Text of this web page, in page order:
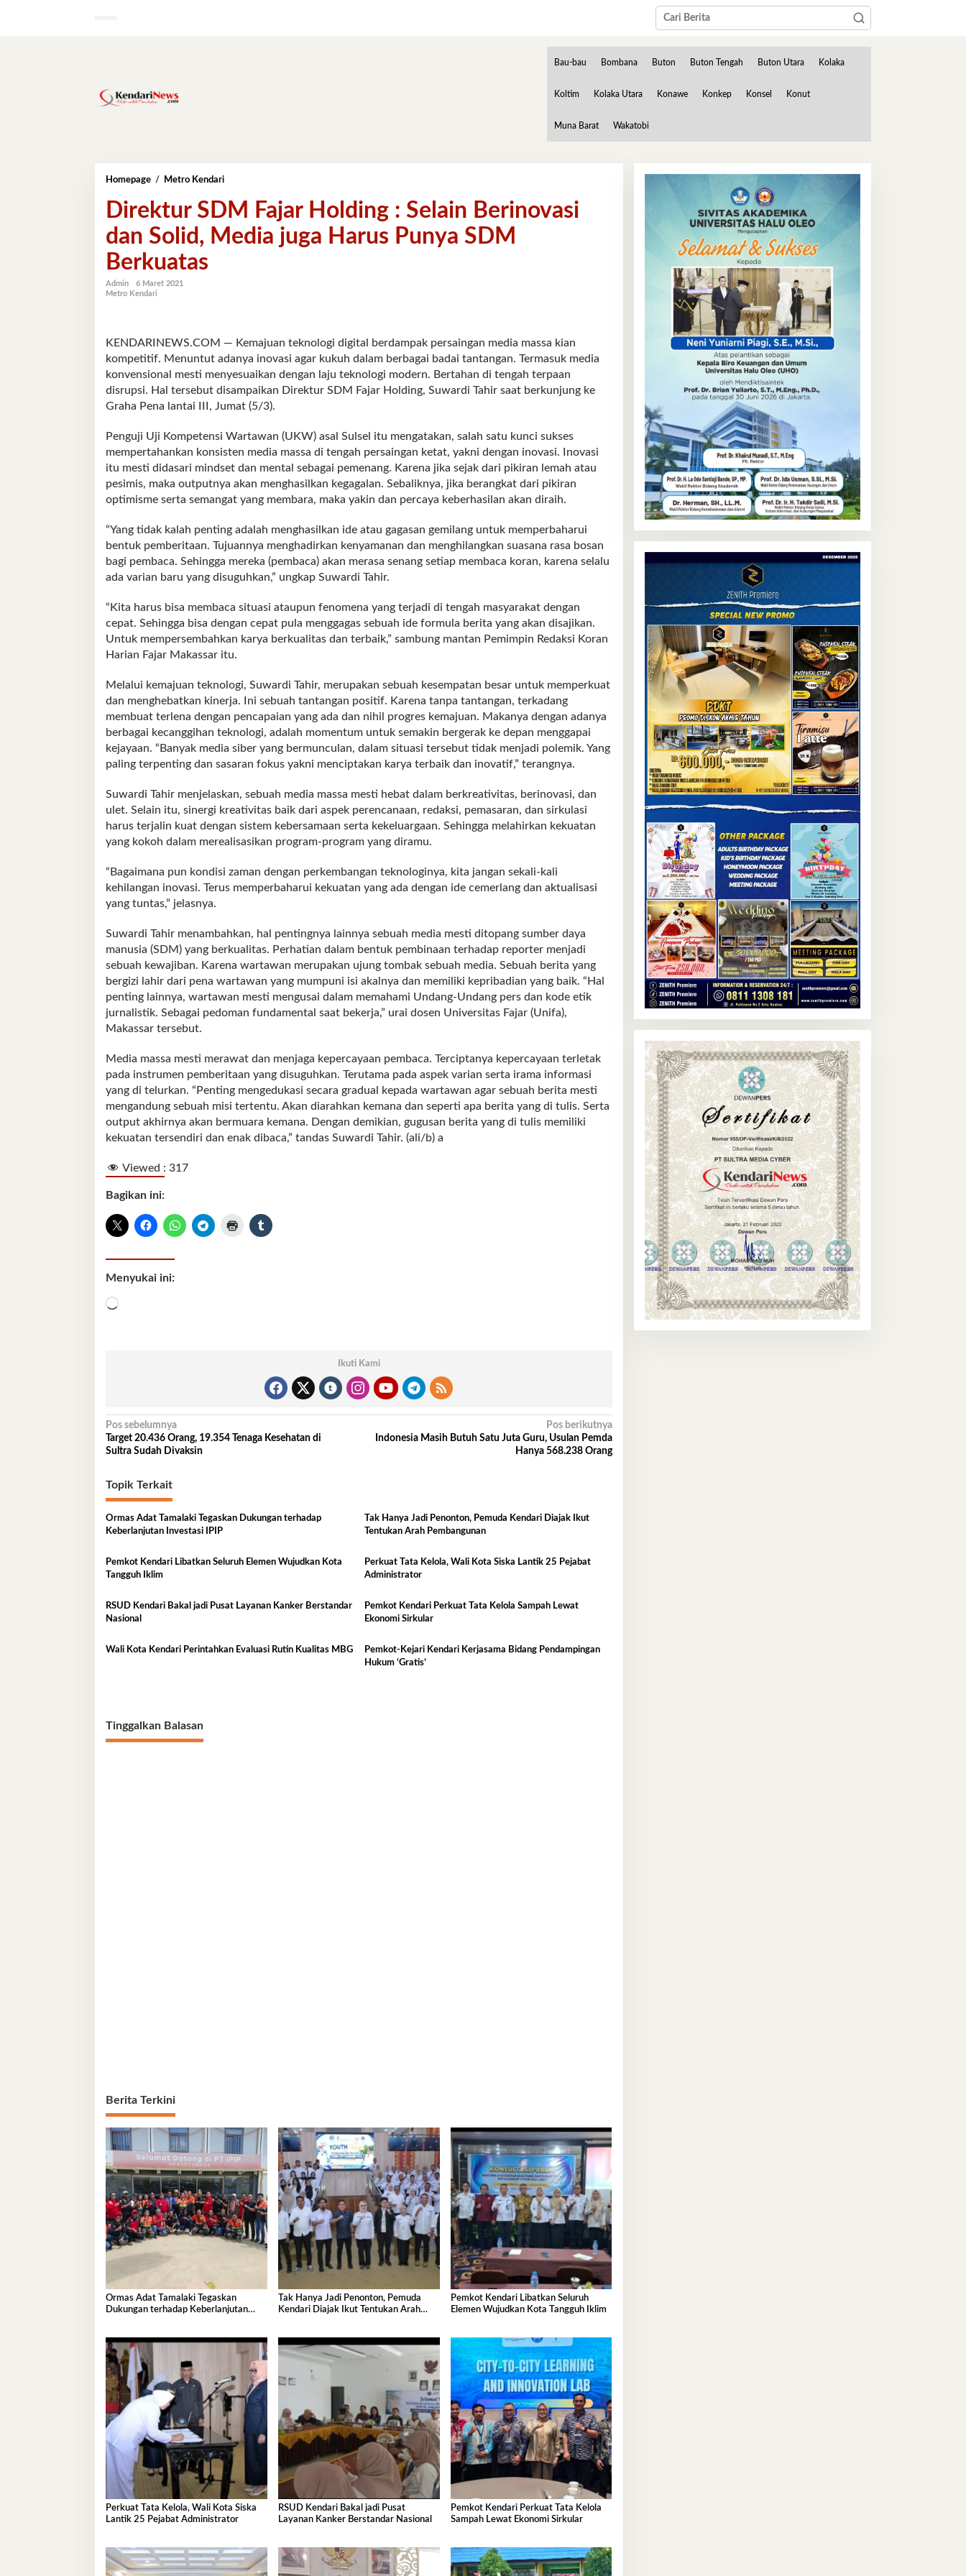
Bau-bau Bombana Buton Buton Tengah Buton Utara Kolaka
Koltim Kolaka Utara Konawe Konkep Konsel Konut
Muna Barat Wakatobi
Homepage / Metro KendariDirektur
Fajar
Holding
:
Selain
SDM
Berkuatas
Direktur SDM Fajar Holding : Selain Berinovasi
dan Solid, Media juga Harus Punya SDM
Berkuatas
Admin
6 Maret 2021
Metro Kendari
KENDARINEWS.COM — Kemajuan teknologi digital berdampak persaingan media massa kian
kompetitif. Menuntut adanya inovasi agar kukuh dalam berbagai badai tantangan. Termasuk media
konvensional mesti menyesuaikan dengan laju teknologi modern. Bertahan di tengah terpaan
disrupsi. Hal tersebut disampaikan Direktur SDM Fajar Holding, Suwardi Tahir saat berkunjung ke
Graha Pena lantai III, Jumat (5/3).
Penguji Uji Kompetensi Wartawan (UKW) asal Sulsel itu mengatakan, salah satu kunci sukses
mempertahankan konsisten media massa di tengah persaingan ketat, yakni dengan inovasi. Inovasi
itu mesti didasari mindset dan mental sebagai pemenang. Karena jika sejak dari pikiran lemah atau
pesimis, maka outputnya akan menghasilkan kegagalan. Sebaliknya, jika berangkat dari pikiran
optimisme serta semangat yang membara, maka yakin dan percaya keberhasilan akan diraih.
“Yang tidak kalah penting adalah menghasilkan ide atau gagasan gemilang untuk memperbaharui
bentuk pemberitaan. Tujuannya menghadirkan kenyamanan dan menghilangkan suasana rasa bosan
bagi pembaca. Sehingga mereka (pembaca) akan merasa senang setiap membaca koran, karena selalu
ada varian baru yang disuguhkan,” ungkap Suwardi Tahir.
“Kita harus bisa membaca situasi ataupun fenomena yang terjadi di tengah masyarakat dengan
cepat. Sehingga bisa dengan cepat pula menggagas sebuah ide formula berita yang akan disajikan.
Untuk mempersembahkan karya berkualitas dan terbaik,” sambung mantan Pemimpin Redaksi Koran
Harian Fajar Makassar itu.
Melalui kemajuan teknologi, Suwardi Tahir, merupakan sebuah kesempatan besar untuk memperkuat
dan menghebatkan kinerja. Ini sebuah tantangan positif. Karena tanpa tantangan, terkadang
membuat terlena dengan pencapaian yang ada dan nihil progres kemajuan. Makanya dengan adanya
berbagai kecanggihan teknologi, adalah momentum untuk semakin bergerak ke depan menggapai
kejayaan. “Banyak media siber yang bermunculan, dalam situasi tersebut tidak menjadi polemik. Yang
paling terpenting dan sasaran fokus yakni menciptakan karya terbaik dan inovatif,” terangnya.
Suwardi Tahir menjelaskan, sebuah media massa mesti hebat dalam berkreativitas, berinovasi, dan
ulet. Selain itu, sinergi kreativitas baik dari aspek perencanaan, redaksi, pemasaran, dan sirkulasi
harus terjalin kuat dengan sistem kebersamaan serta kekeluargaan. Sehingga melahirkan kekuatan
yang kokoh dalam merealisasikan program-program yang diramu.
“Bagaimana pun kondisi zaman dengan perkembangan teknologinya, kita jangan sekali-kali
kehilangan inovasi. Terus memperbaharui kekuatan yang ada dengan ide cemerlang dan aktualisasi
yang tuntas,” jelasnya.
Suwardi Tahir menambahkan, hal pentingnya lainnya sebuah media mesti ditopang sumber daya
manusia (SDM) yang berkualitas. Perhatian dalam bentuk pembinaan terhadap reporter menjadi
sebuah kewajiban. Karena wartawan merupakan ujung tombak sebuah media. Sebuah berita yang
bergizi lahir dari pena wartawan yang mumpuni isi akalnya dan memiliki kepribadian yang baik. “Hal
penting lainnya, wartawan mesti mengusai dalam memahami Undang-Undang pers dan kode etik
jurnalistik. Sebagai pedoman fundamental saat bekerja,” urai dosen Universitas Fajar (Unifa),
Makassar tersebut.
Media massa mesti merawat dan menjaga kepercayaan pembaca. Terciptanya kepercayaan terletak
pada instrumen pemberitaan yang disuguhkan. Terutama pada aspek varian serta irama informasi
yang di telurkan. “Penting mengedukasi secara gradual kepada wartawan agar sebuah berita mesti
mengandung sebuah misi tertentu. Akan diarahkan kemana dan seperti apa berita yang di tulis. Serta
output akhirnya akan bermuara kemana. Dengan demikian, gugusan berita yang di tulis memiliki
kekuatan tersendiri dan enak dibaca,” tandas Suwardi Tahir. (ali/b) a
Viewed : 317
Bagikan ini:
Menyukai ini:
Memuat...
Ikuti Kami
Navigasi
pos
Pos sebelumnya
Target 20.436 Orang, 19.354 Tenaga Kesehatan di
Sultra Sudah Divaksin
Pos berikutnya
Indonesia Masih Butuh Satu Juta Guru, Usulan Pemda
Hanya 568.238 Orang
Topik Terkait
Ormas Adat Tamalaki Tegaskan Dukungan terhadap
Keberlanjutan Investasi IPIP
Tak Hanya Jadi Penonton, Pemuda Kendari Diajak Ikut
Tentukan Arah Pembangunan
Pemkot Kendari Libatkan Seluruh Elemen Wujudkan Kota
Tangguh Iklim
Perkuat Tata Kelola, Wali Kota Siska Lantik 25 Pejabat
Administrator
RSUD Kendari Bakal jadi Pusat Layanan Kanker Berstandar
Nasional
Pemkot Kendari Perkuat Tata Kelola Sampah Lewat
Ekonomi Sirkular
Wali Kota Kendari Perintahkan Evaluasi Rutin Kualitas MBG
Pemkot-Kejari Kendari Kerjasama Bidang Pendampingan
Hukum ‘Gratis’
Tinggalkan Balasan
Berita Terkini
Ormas Adat Tamalaki Tegaskan
Dukungan terhadap Keberlanjutan
Tak Hanya Jadi Penonton, Pemuda
Kendari Diajak Ikut Tentukan Arah
Pemkot Kendari Libatkan Seluruh
Elemen Wujudkan Kota Tangguh Iklim
Perkuat Tata Kelola, Wali Kota Siska
Lantik 25 Pejabat Administrator
RSUD Kendari Bakal jadi Pusat
Layanan Kanker Berstandar Nasional
Pemkot Kendari Perkuat Tata Kelola
Sampah Lewat Ekonomi Sirkular